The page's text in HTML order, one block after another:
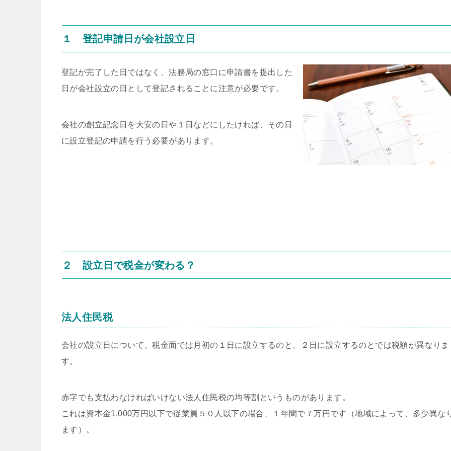
１ 登記申請日が会社設立日
登記が完了した日ではなく、法務局の窓口に申請書を提出した
日が会社設立の日として登記されることに注意が必要です。
会社の創立記念日を大安の日や１日などにしたければ、その日
に設立登記の申請を行う必要があります。
２ 設立日で税金が変わる？
法人住民税
会社の設立日について、税金面では月初の１日に設立するのと、２日に設立するのとでは税額が異なりま
す。
赤字でも支払わなければいけない法人住民税の均等割というものがあります。
これは資本金1,000万円以下で従業員５０人以下の場合、１年間で７万円です（地域によって、多少異な
ます）。